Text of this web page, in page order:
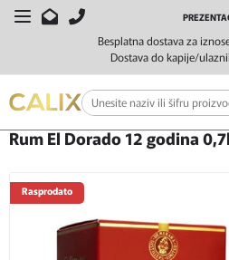
Besplatna dostava za
Dostava do kapije/
Početna Žestoka pića Rum Rum
Rum El Dorado 12 godina
Rasprodato